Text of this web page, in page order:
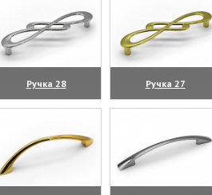
Ручка 28
(увеличить)
Ручка 27
(увеличить)